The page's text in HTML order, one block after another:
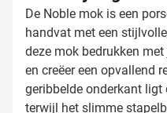
De Noble mok is een
handvat met een
deze mok bedrukken
en creëer een opvallend
geribbelde onderkant
terwijl het slimme